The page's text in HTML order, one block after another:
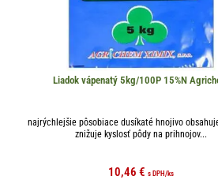
Liadok vápenatý 5kg/100P 15%N
najrýchlejšie pôsobiace dusíkaté hnojivo
znižuje kyslosť pôdy na prihnojov...
10,46€ s DPH/ks